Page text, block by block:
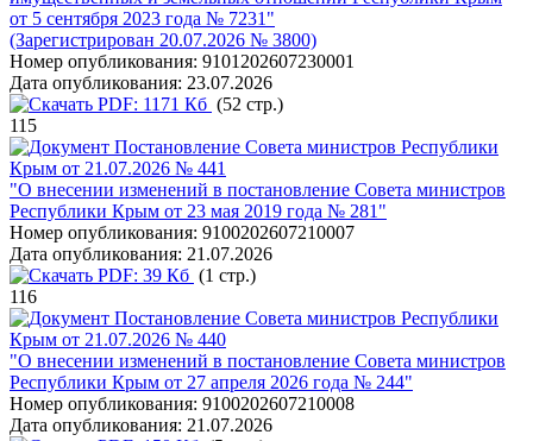
от 5 сентября 2023 года № 7231"
(Зарегистрирован 20.07.2026 № 3800)
Номер опубликования: 9101202607230001
Дата опубликования: 23.07.2026
PDF: 1171 Кб (52 стр.)
115
Постановление Совета министров Республики
Крым от 21.07.2026 № 441
"О внесении изменений в постановление Совета министров
Республики Крым от 23 мая 2019 года № 281"
Номер опубликования: 9100202607210007
Дата опубликования: 21.07.2026
PDF: 39 Кб (1 стр.)
116
Постановление Совета министров Республики
Крым от 21.07.2026 № 440
"О внесении изменений в постановление Совета министров
Республики Крым от 27 апреля 2026 года № 244"
Номер опубликования: 9100202607210008
Дата опубликования: 21.07.2026